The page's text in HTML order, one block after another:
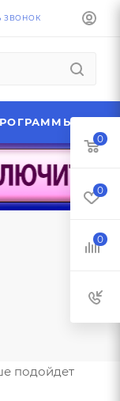
ЗВОНОК
подойдет
0
0
0